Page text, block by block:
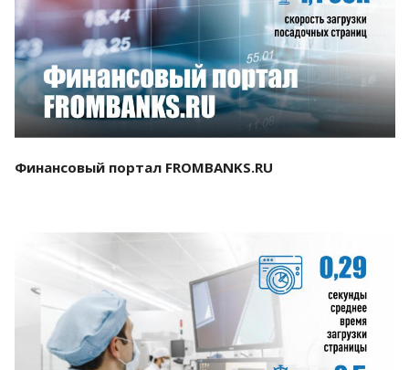
Смотреть проект
Финансовый портал FROMBANKS.RU